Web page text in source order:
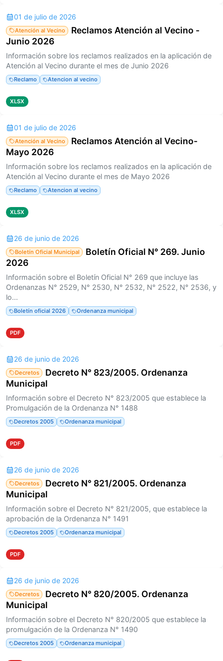
01 de julio de 2026
Atención al Vecino
Reclamos Atención al Vecino -
Junio 2026
Información sobre los reclamos realizados en la aplicación de
Atención al Vecino durante el mes de Junio 2026
Reclamo Atencion al vecino
XLSX
01 de julio de 2026
Atención al Vecino
Reclamos Atención al Vecino-
Mayo 2026
Información sobre los reclamos realizados en la aplicación de
Atención al Vecino durante el mes de Mayo 2026
Reclamo Atencion al vecino
XLSX
26 de junio de 2026
Boletín Oficial Municipal
Boletín Oficial N° 269. Junio
2026
Información sobre el Boletín Oficial N° 269 que incluye las
Ordenanzas N° 2529, N° 2530, N° 2532, N° 2522, N° 2536, y
lo...
Boletín oficial 2026 Ordenanza municipal
PDF
26 de junio de 2026
Decretos
Decreto N° 823/2005. Ordenanza
Municipal
Información sobre el Decreto N° 823/2005 que establece la
Promulgación de la Ordenanza N° 1488
Decretos 2005 Ordenanza municipal
PDF
26 de junio de 2026
Decretos
Decreto N° 821/2005. Ordenanza
Municipal
Información sobre el Decreto N° 821/2005, que establece la
aprobación de la Ordenanza N° 1491
Decretos 2005 Ordenanza municipal
PDF
26 de junio de 2026
Decretos
Decreto N° 820/2005. Ordenanza
Municipal
Información sobre el Decreto N° 820/2005 que establece la
promulgación de la Ordenanza N° 1490
Decretos 2005 Ordenanza municipal